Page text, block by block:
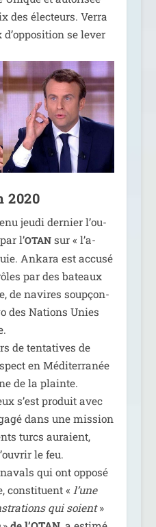
des élec­teurs. Verra
se lever
2020
jeu­di der­nier l’ou­
l’OTANsur « l’a­
Ankara est accu­sé
par des bateaux
de navires soup­çon­
des Nations Unies
de ten­ta­tives de
en Méditerranée
de la plainte.
s’est pro­duit avec
dans une mis­sion
turcs auraient,
le feu.
qui ont oppo­sé
consti­tuent « l’une
qui soient»